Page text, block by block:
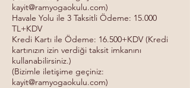
kayit@ramyogaokulu.com)
Havale Yolu ile 3 Taksitli Ödeme: 15.000
TL+KDV
Kredi Kartı ile Ödeme: 16.500+KDV (Kredi
kartınızın izin verdiği taksit imkanını
kullanabilirsiniz.)
(Bizimle iletişime geçiniz:
kayit@ramyogaokulu.com)